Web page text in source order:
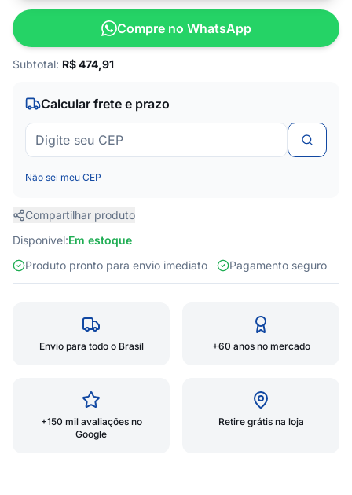
Compre no WhatsApp
Subtotal: R$474,91
Calcular frete e prazo
Não sei meu CEP
Compartilhar produto
Disponível:Em estoque
Produto pronto para envio imediato
Pagamento seguro
Envio para todo o Brasil +60 anos no mercado
+150 mil avaliações no
Google
Retire grátis na loja